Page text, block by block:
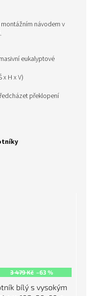
návodem v
eukalyptové
x H x V)
překlopení
3 479 Kč –63 %
bílý s vysokým